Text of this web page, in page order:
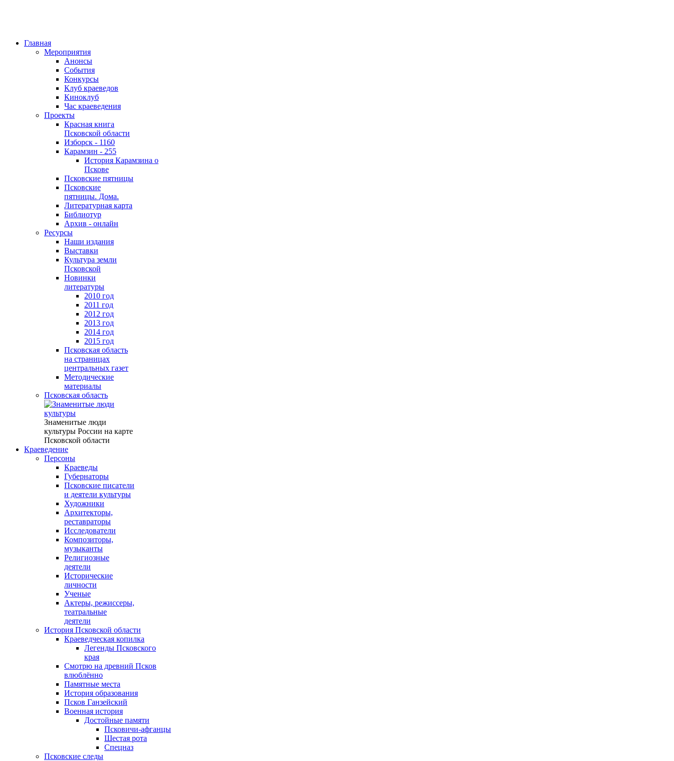
Главная
Мероприятия
Анонсы
События
Конкурсы
Клуб краеведов
Киноклуб
Час краеведения
Проекты
Красная книга
Псковской области
Изборск - 1160
Карамзин - 255
История Карамзина о
Пскове
Псковские пятницы
Псковские
пятницы. Дома.
Литературная карта
Библиотур
Архив - онлайн
Ресурсы
Наши издания
Выставки
Культура земли
Псковской
Новинки
литературы
2010 год
2011 год
2012 год
2013 год
2014 год
2015 год
Псковская область
на страницах
центральных газет
Методические
материалы
Псковская область
Знаменитые люди
культуры России на карте
Псковской области
Краеведение
Персоны
Краеведы
Губернаторы
Псковские писатели
и деятели культуры
Художники
Архитекторы,
реставраторы
Исследователи
Композиторы,
музыканты
Религиозные
деятели
Исторические
личности
Ученые
Актеры, режиссеры,
театральные
деятели
История Псковской области
Краеведческая копилка
Легенды Псковского
края
Смотрю на древний Псков
влюблённо
Памятные места
История образования
Псков Ганзейский
Военная история
Достойные памяти
Псковичи-афганцы
Шестая рота
Спецназ
Псковские следы